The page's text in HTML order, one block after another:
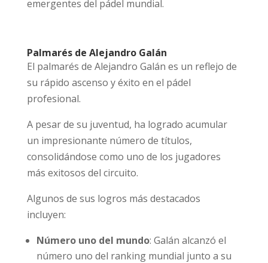
emergentes del pádel mundial.
Palmarés de Alejandro Galán
El palmarés de Alejandro Galán es un reflejo de
su rápido ascenso y éxito en el pádel
profesional.
A pesar de su juventud, ha logrado acumular
un impresionante número de títulos,
consolidándose como uno de los jugadores
más exitosos del circuito.
Algunos de sus logros más destacados
incluyen:
Número uno del mundo: Galán alcanzó el
número uno del ranking mundial junto a su